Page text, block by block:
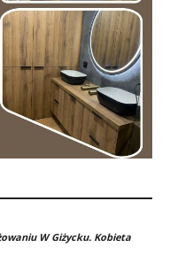
W Giżycku. Kobieta